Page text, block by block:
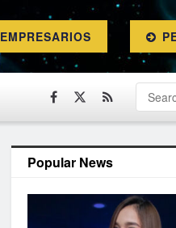
EMPRESARIOS
Popular News